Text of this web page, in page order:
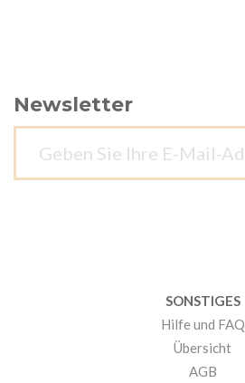
Newsletter
SONSTIGES
Hilfe und FAQ
Übersicht
AGB